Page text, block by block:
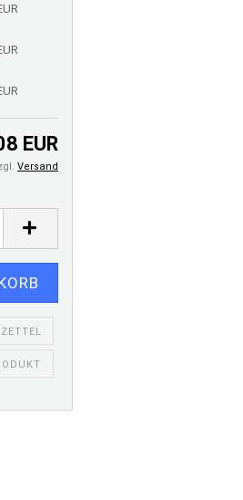
EUR
Versand